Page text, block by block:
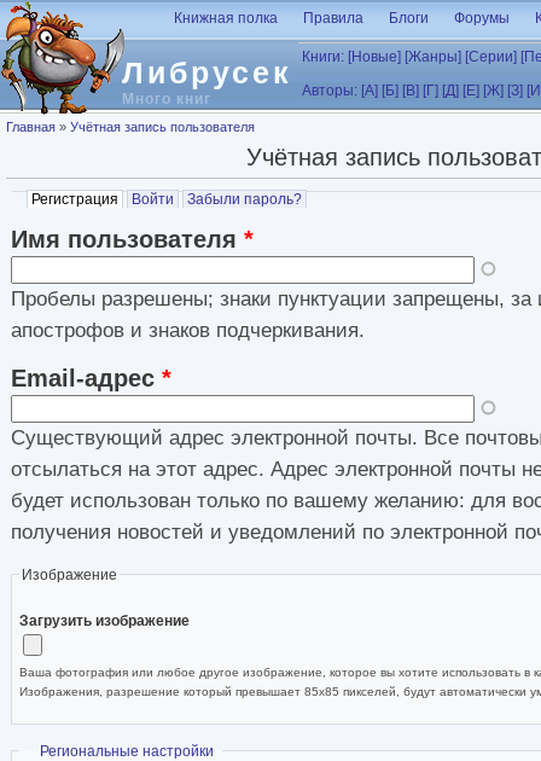
Перейти к основному содержанию
Либрусек
Много книг
Книжная полка Правила Блоги Форумы
Книги: [Новые] [Жанры] [Серии]
Авторы: [А] [Б] [В] [Г] [Д] [Е] [Ж] [З]
Вы здесь
Главная » Учётная запись пользователя
Учётная запись
Главные вкладки
Регистрация (активная вкладка)
Войти Забыли пароль?
Имя пользователя *
Пробелы разрешены; знаки пунктуации запрещены, за
апострофов и знаков подчеркивания.
Email-адрес *
Существующий адрес электронной почты. Все
отсылаться на этот адрес. Адрес электронной почты
будет использован только по вашему желанию: для
получения новостей и уведомлений по электронной
Изображение
Загрузить изображение
Ваша фотография или любое другое изображение, которое вы хотите использовать в
Изображения, разрешение который превышает 85x85 пикселей, будут автоматически
Скрыть
Региональные настройки